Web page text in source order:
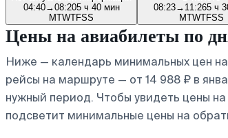
04:40→08:205 ч 40 мин
MTWTFSS
08:23→ 11:265 ч
MTWTFSS
Цены на авиабилеты по
Ниже — календарь минимальных цен
рейсы на маршруте — от 14 988 ₽ в
нужный период. Чтобы увидеть цены
подсветит минимальные цены на